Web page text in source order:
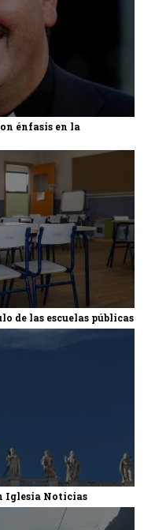
énfasis en la
de las escuelas públicas
Iglesia Noticias